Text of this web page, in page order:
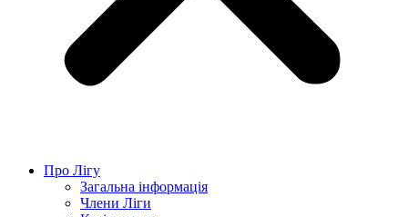
Про Лігу
Загальна інформація
Члени Ліги